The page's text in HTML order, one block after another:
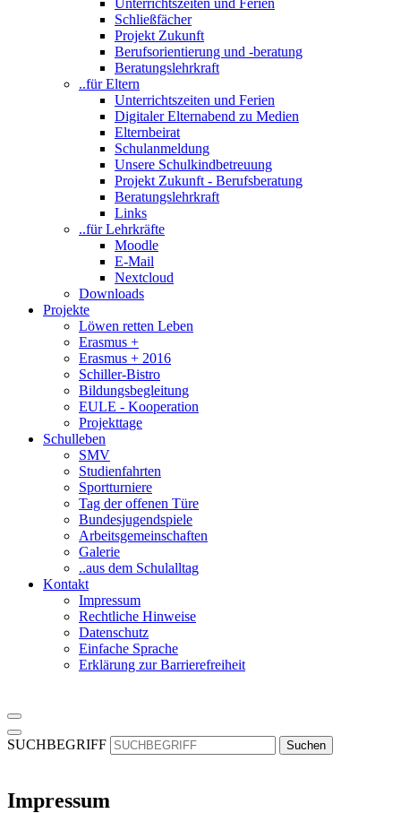
Unterrichtszeiten und Ferien
Schließfächer
Projekt Zukunft
Berufsorientierung und -beratung
Beratungslehrkraft
..für Eltern
Unterrichtszeiten und Ferien
Digitaler Elternabend zu Medien
Elternbeirat
Schulanmeldung
Unsere Schulkindbetreuung
Projekt Zukunft - Berufsberatung
Beratungslehrkraft
Links
..für Lehrkräfte
Moodle
E-Mail
Nextcloud
Downloads
Projekte
Löwen retten Leben
Erasmus +
Erasmus + 2016
Schiller-Bistro
Bildungsbegleitung
EULE - Kooperation
Projekttage
Schulleben
SMV
Studienfahrten
Sportturniere
Tag der offenen Türe
Bundesjugendspiele
Arbeitsgemeinschaften
Galerie
..aus dem Schulalltag
Kontakt
Impressum
Rechtliche Hinweise
Datenschutz
Einfache Sprache
Erklärung zur Barrierefreiheit
SUCHBEGRIFF Suchen
Impressum